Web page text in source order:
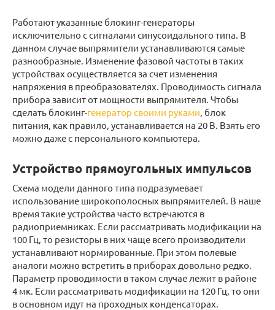
Работают указанные блокинг-генераторы
исключительно с сигналами синусоидального типа. В
данном случае выпрямители устанавливаются самые
разнообразные. Изменение фазовой частоты в таких
устройствах осуществляется за счет изменения
напряжения в преобразователях. Проводимость сигнала
прибора зависит от мощности выпрямителя. Чтобы
сделать блокинг-генератор своими руками , блок
питания, как правило, устанавливается на 20 В. Взять его
можно даже с персонального компьютера.
Устройство прямоугольных импульсов
Схема модели данного типа подразумевает
использование широкополосных выпрямителей. В наше
время такие устройства часто встречаются в
радиоприемниках. Если рассматривать модификации на
100 Гц, то резисторы в них чаще всего производители
устанавливают нормированные. При этом полевые
аналоги можно встретить в приборах довольно редко.
Параметр проводимости в таком случае лежит в районе
4 мк. Если рассматривать модификации на 120 Гц, то они
в основном идут на проходных конденсаторах.